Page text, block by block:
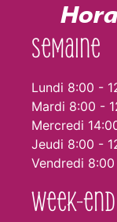
Semaine
Lundi 8:00 -
Mardi 8:00 -
Mercredi
Jeudi 8:00 -
Vendredi
Week-end